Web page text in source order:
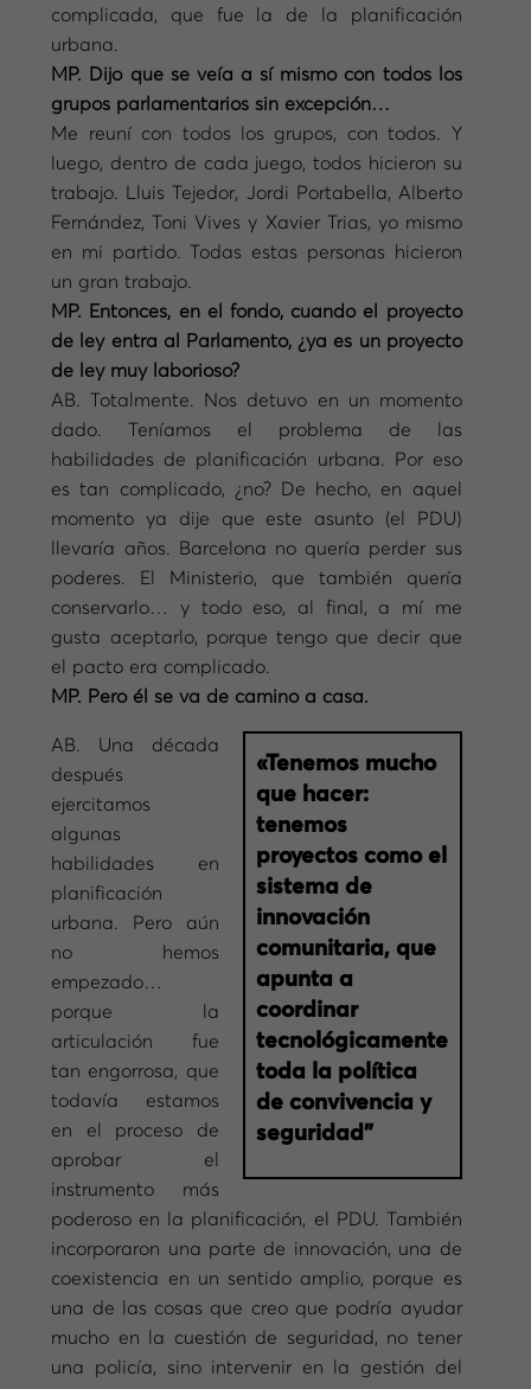
complicada, que fue la de la planificación
urbana.
MP. Dijo que se veía a sí mismo con todos los
grupos parlamentarios sin excepción…
Me reuní con todos los grupos, con todos. Y
luego, dentro de cada juego, todos hicieron su
trabajo. Lluis Tejedor, Jordi Portabella, Alberto
Fernández, Toni Vives y Xavier Trias, yo mismo
en mi partido. Todas estas personas hicieron
un gran trabajo.
MP. Entonces, en el fondo, cuando el proyecto
de ley entra al Parlamento, ¿ya es un proyecto
de ley muy laborioso?
AB. Totalmente. Nos detuvo en un momento
dado. Teníamos el problema de las
habilidades de planificación urbana. Por eso
es tan complicado, ¿no? De hecho, en aquel
momento ya dije que este asunto (el PDU)
llevaría años. Barcelona no quería perder sus
poderes. El Ministerio, que también quería
conservarlo… y todo eso, al final, a mí me
gusta aceptarlo, porque tengo que decir que
el pacto era complicado.
MP. Pero él se va de camino a casa.
«Tenemos mucho
que hacer:
tenemos
proyectos como el
sistema de
innovación
comunitaria, que
apunta a
coordinar
tecnológicamente
toda la política
de convivencia y
seguridad”
AB. Una década
después
ejercitamos
algunas
habilidades en
planificación
urbana. Pero aún
no hemos
empezado…
porque la
articulación fue
tan engorrosa, que
todavía estamos
en el proceso de
aprobar el
instrumento más
poderoso en la planificación, el PDU. También
incorporaron una parte de innovación, una de
coexistencia en un sentido amplio, porque es
una de las cosas que creo que podría ayudar
mucho en la cuestión de seguridad, no tener
una policía, sino intervenir en la gestión del